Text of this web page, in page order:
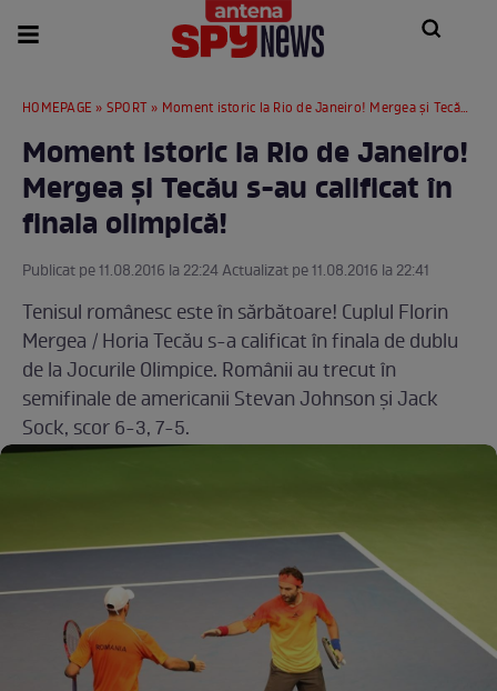
HOMEPAGE » SPORT » Moment istoric la Rio de Janeiro! Mergea și Tecău s-au calificat în finala olimpică!
Moment istoric la Rio de Janeiro!
Mergea și Tecău s-au calificat în
finala olimpică!
Publicat pe 11.08.2016 la 22:24 Actualizat pe 11.08.2016 la 22:41
Tenisul românesc este în sărbătoare! Cuplul Florin
Mergea / Horia Tecău s-a calificat în finala de dublu
de la Jocurile Olimpice. Românii au trecut în
semifinale de americanii Stevan Johnson și Jack
Sock, scor 6-3, 7-5.